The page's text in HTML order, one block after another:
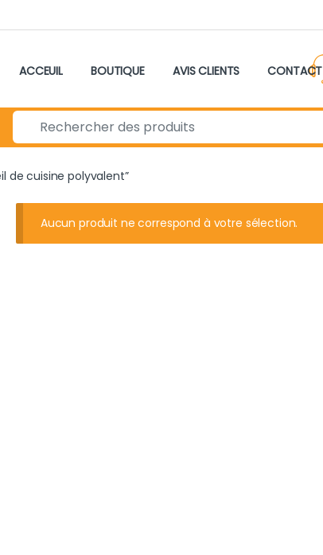
ACCEUIL BOUTIQUE AVIS CLIENTS CONTACT
Search for:
de cuisine polyvalent”
Aucun produit ne correspond à votre sélection.